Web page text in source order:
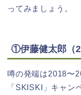
ってみましょう。
①伊藤健太郎（
噂の発端は2018〜
「SKISKI」キャン